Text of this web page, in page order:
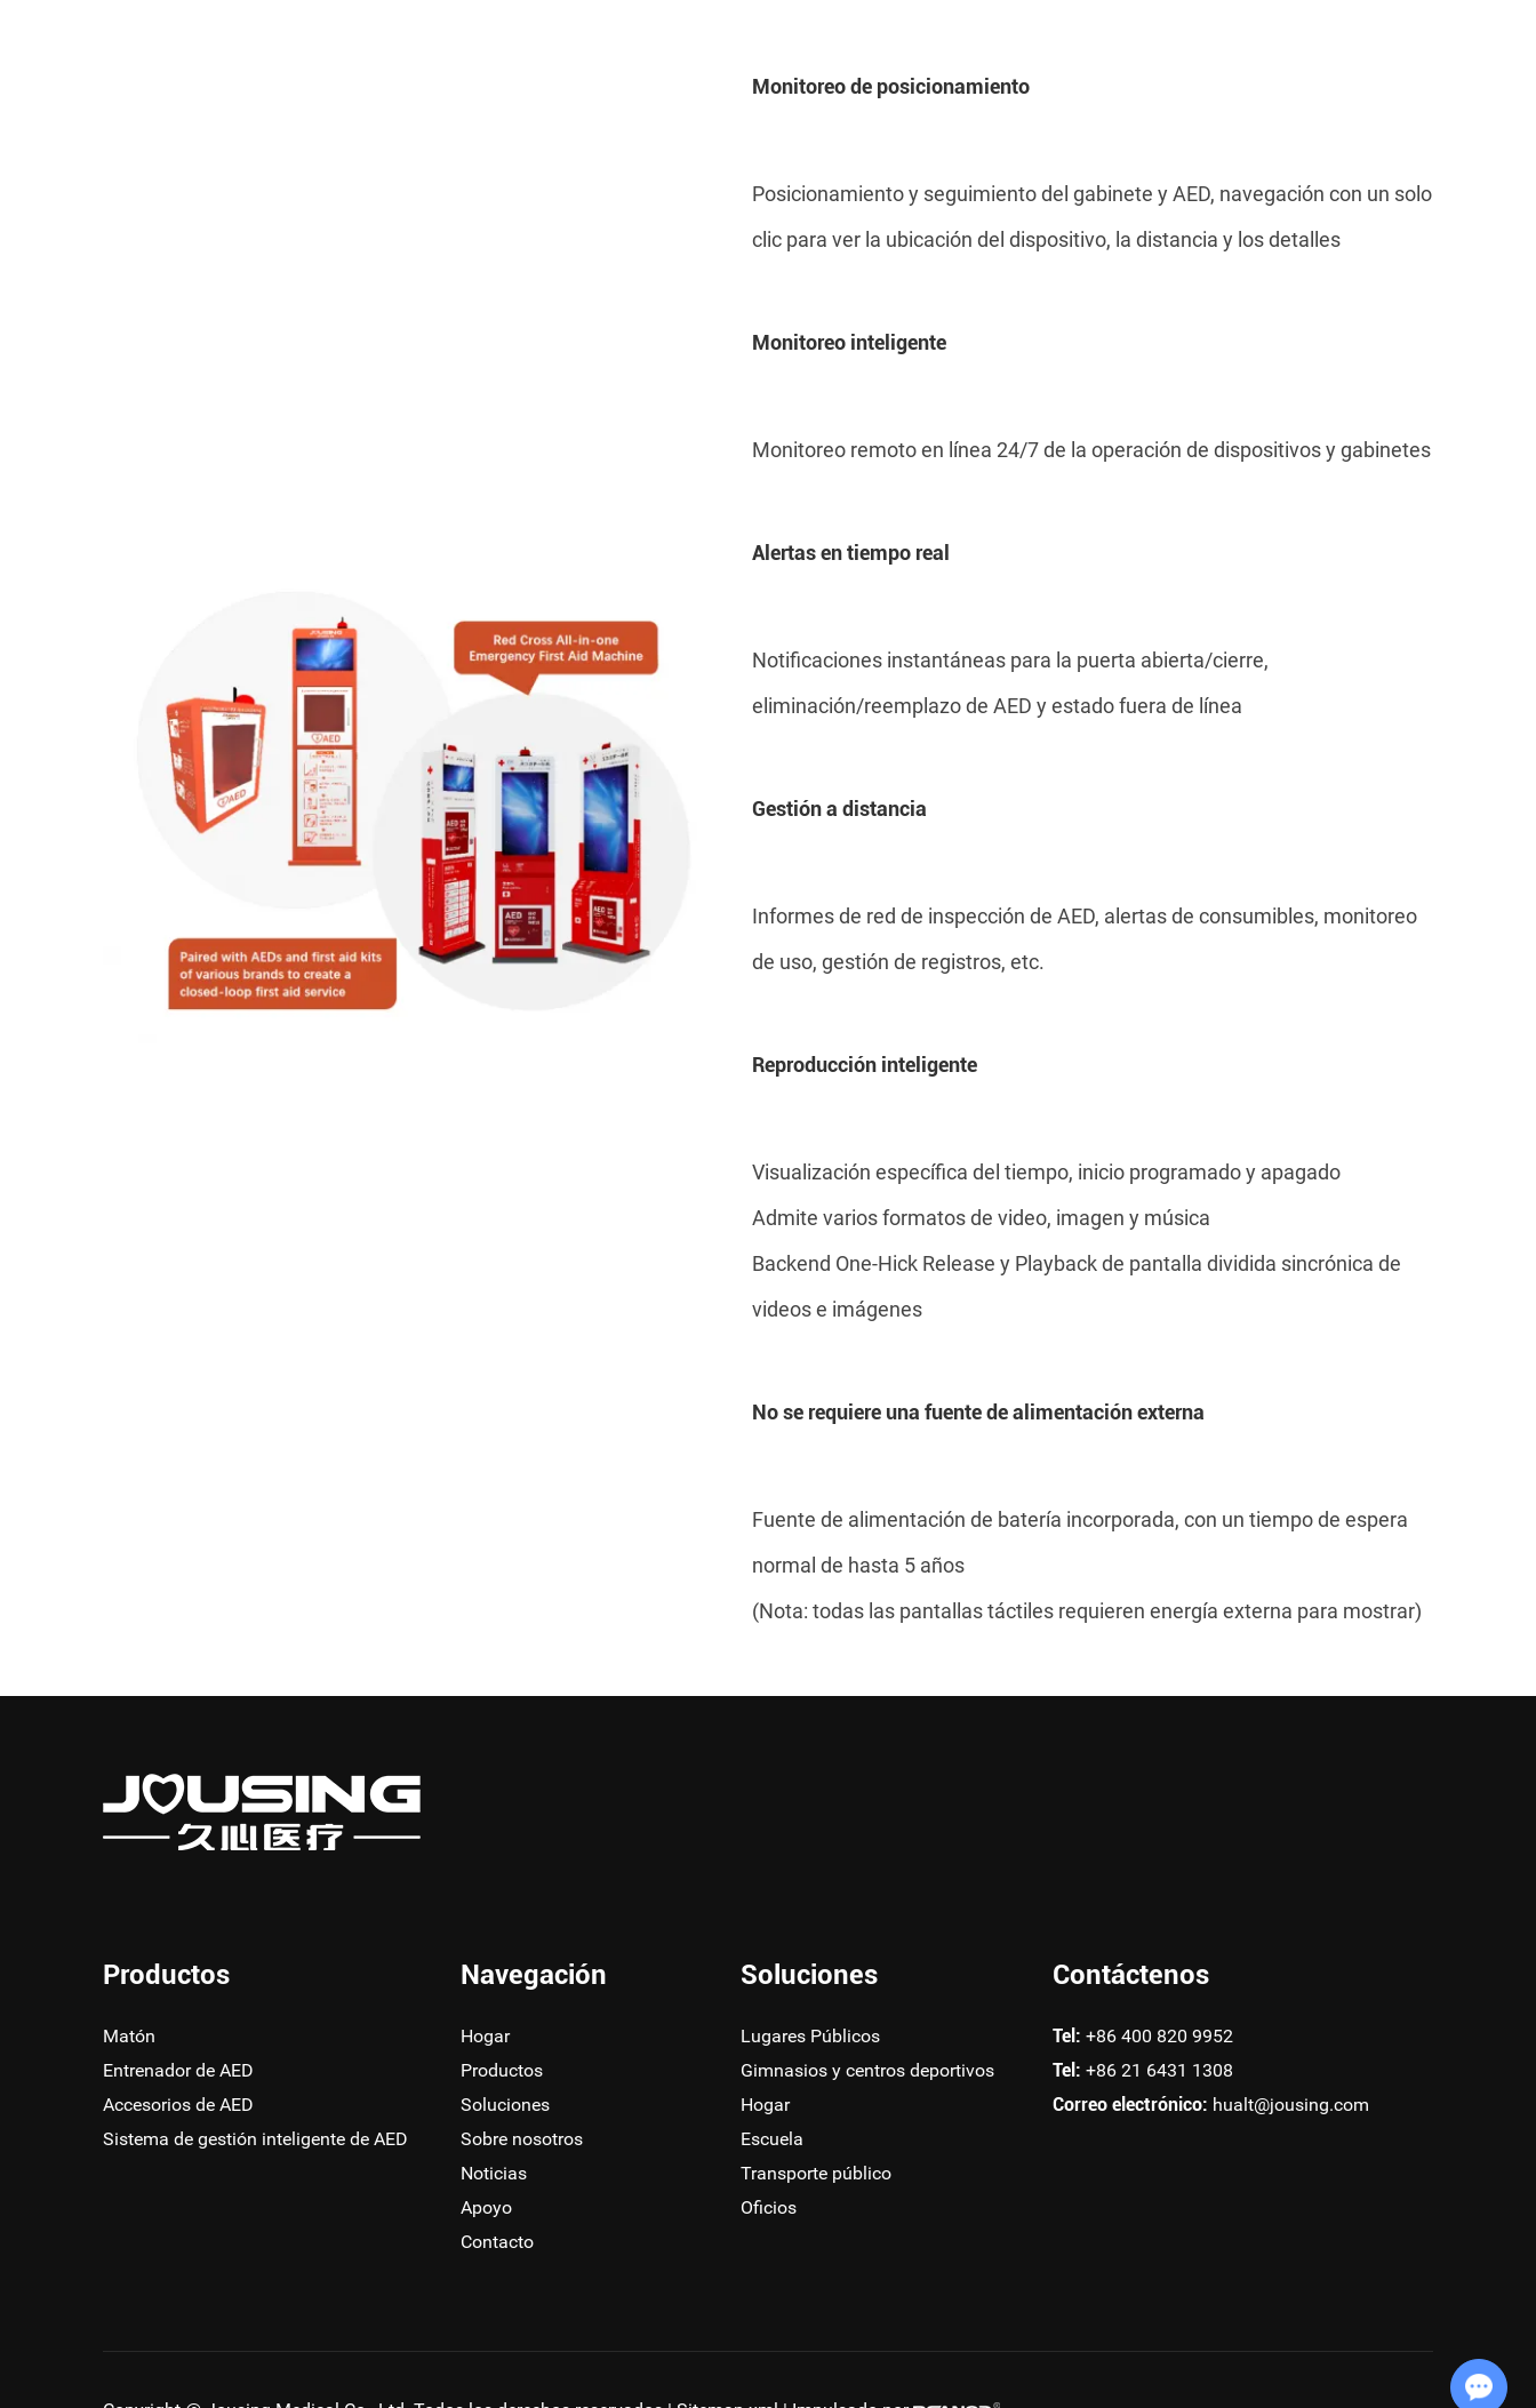
Monitoreo de posicionamiento
Posicionamiento y seguimiento del gabinete y AED, navegación con un solo
clic para ver la ubicación del dispositivo, la distancia y los detalles
Monitoreo inteligente
Monitoreo remoto en línea 24/7 de la operación de dispositivos y gabinetes
Alertas en tiempo real
Notificaciones instantáneas para la puerta abierta/cierre,
eliminación/reemplazo de AED y estado fuera de línea
Gestión a distancia
Informes de red de inspección de AED, alertas de consumibles, monitoreo
de uso, gestión de registros, etc.
Reproducción inteligente
Visualización específica del tiempo, inicio programado y apagado
Admite varios formatos de video, imagen y música
Backend One-Hick Release y Playback de pantalla dividida sincrónica de
videos e imágenes
No se requiere una fuente de alimentación externa
Fuente de alimentación de batería incorporada, con un tiempo de espera
normal de hasta 5 años
(Nota: todas las pantallas táctiles requieren energía externa para mostrar)
Productos
Matón
Entrenador de AED
Accesorios de AED
Sistema de gestión inteligente de AED
Navegación
Hogar
Productos
Soluciones
Sobre nosotros
Noticias
Apoyo
Contacto
Soluciones
Lugares Públicos
Gimnasios y centros deportivos
Hogar
Escuela
Transporte público
Oficios
Contáctenos
Tel: +86 400 820 9952
Tel: +86 21 6431 1308
Correo electrónico: hualt@jousing.com
Chat with Us